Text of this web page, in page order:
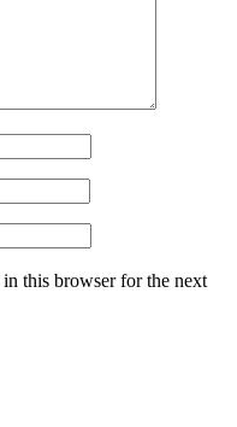
this browser for the next